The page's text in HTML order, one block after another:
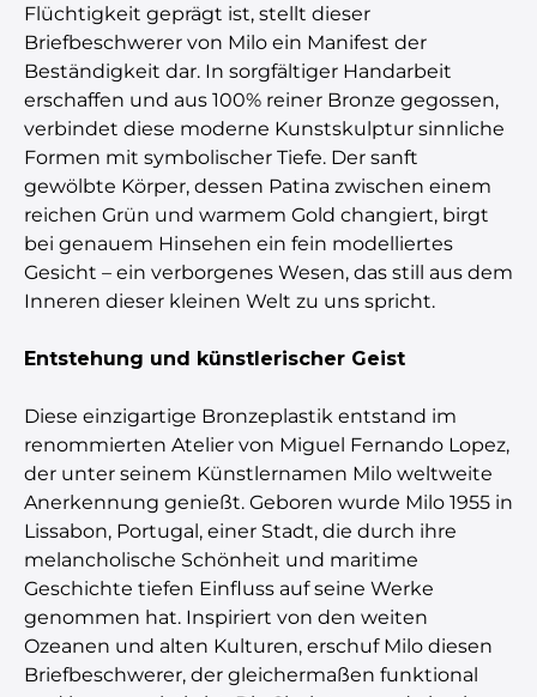
Flüchtigkeit geprägt ist, stellt dieser
Briefbeschwerer von Milo ein Manifest der
Beständigkeit dar. In sorgfältiger Handarbeit
erschaffen und aus 100% reiner Bronze gegossen,
verbindet diese moderne Kunstskulptur sinnliche
Formen mit symbolischer Tiefe. Der sanft
gewölbte Körper, dessen Patina zwischen einem
reichen Grün und warmem Gold changiert, birgt
bei genauem Hinsehen ein fein modelliertes
Gesicht – ein verborgenes Wesen, das still aus dem
Inneren dieser kleinen Welt zu uns spricht.
Entstehung und künstlerischer Geist
Diese einzigartige Bronzeplastik entstand im
renommierten Atelier von Miguel Fernando Lopez,
der unter seinem Künstlernamen Milo weltweite
Anerkennung genießt. Geboren wurde Milo 1955 in
Lissabon, Portugal, einer Stadt, die durch ihre
melancholische Schönheit und maritime
Geschichte tiefen Einfluss auf seine Werke
genommen hat. Inspiriert von den weiten
Ozeanen und alten Kulturen, erschuf Milo diesen
Briefbeschwerer, der gleichermaßen funktional